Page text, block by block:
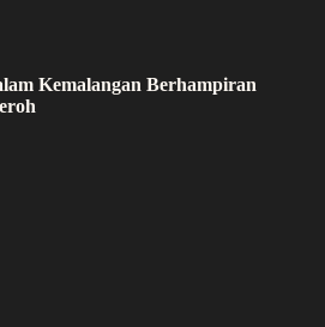
Kemalangan Berhampiran